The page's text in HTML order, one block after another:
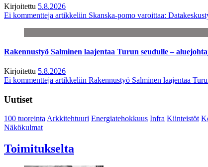
Kirjoitettu 5.8.2026
Ei kommentteja artikkeliin Skanska-pomo varoittaa:
Rakennustyö Salminen laajentaa Turun seudulle –
Kirjoitettu 5.8.2026
Ei kommentteja artikkeliin Rakennustyö Salminen laajentaa
Uutiset
100 tuoreintaArkkitehtuuri Energiatehokkuus Infra Kiinteistöt
Näkökulmat
Toimitukselta